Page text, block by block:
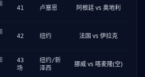
41 卢塞恩 阿根廷 vs 奥地利
42 纽约 法国 vs 伊拉克
43
场
纽约/新
泽西
挪威 vs 喀麦隆(空)